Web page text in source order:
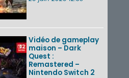
Nights de retour du
VOIR PLUS DE NEWS
Vidéo de gameplay
maison – Dark
Quest :
Remastered –
Nintendo Switch 2